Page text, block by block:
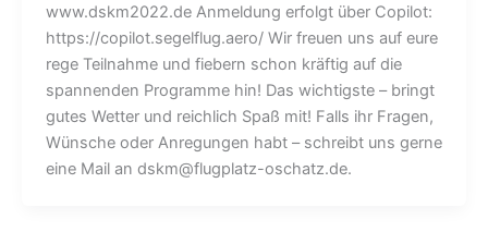
www.dskm2022.de Anmeldung erfolgt über Copilot:
https://copilot.segelflug.aero/ Wir freuen uns auf eure
rege Teilnahme und fiebern schon kräftig auf die
spannenden Programme hin! Das wichtigste – bringt
gutes Wetter und reichlich Spaß mit! Falls ihr Fragen,
Wünsche oder Anregungen habt – schreibt uns gerne
eine Mail an dskm@flugplatz-oschatz.de.